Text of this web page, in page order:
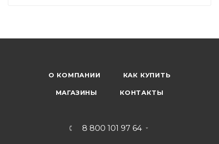
О КОМПАНИИ КАК КУПИТЬ
МАГАЗИНЫ КОНТАКТЫ
8 800 101 97 64